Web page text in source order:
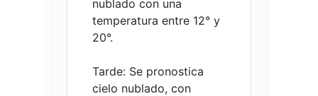
nublado con una
temperatura entre 12° y
20°.
Tarde: Se pronostica
cielo nublado, con